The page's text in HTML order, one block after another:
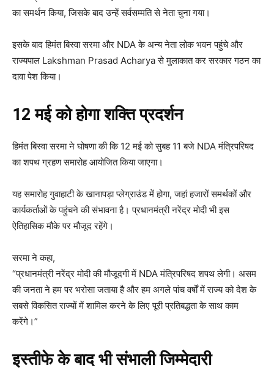
का समर्थन किया, जिसके बाद उन्हें सर्वसम्मति से नेता चुना गया।
इसके बाद हिमंत बिस्वा सरमा और NDA के अन्य नेता लोक भवन पहुंचे और
राज्यपाल Lakshman Prasad Acharya से मुलाकात कर सरकार गठन का
दावा पेश किया।
12 मई को होगा शक्ति प्रदर्शन
हिमंत बिस्वा सरमा ने घोषणा की कि 12 मई को सुबह 11 बजे NDA मंत्रिपरिषद
का शपथ ग्रहण समारोह आयोजित किया जाएगा।
यह समारोह गुवाहाटी के खानापड़ा प्लेग्राउंड में होगा, जहां हजारों समर्थकों और
कार्यकर्ताओं के पहुंचने की संभावना है। प्रधानमंत्री नरेंद्र मोदी भी इस
ऐतिहासिक मौके पर मौजूद रहेंगे।
सरमा ने कहा,
“प्रधानमंत्री नरेंद्र मोदी की मौजूदगी में NDA मंत्रिपरिषद शपथ लेगी। असम
की जनता ने हम पर भरोसा जताया है और हम अगले पांच वर्षों में राज्य को देश के
सबसे विकसित राज्यों में शामिल करने के लिए पूरी प्रतिबद्धता के साथ काम
करेंगे।”
इस्तीफे के बाद भी संभाली जिम्मेदारी